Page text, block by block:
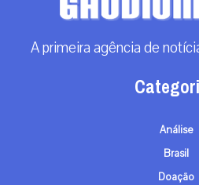
A primeira agência de
Análise
Brasil
Doação